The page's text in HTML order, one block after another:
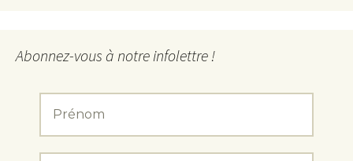
Abonnez-vous à notre infolettre !